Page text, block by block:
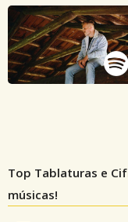
Top Tablaturas e
músicas!